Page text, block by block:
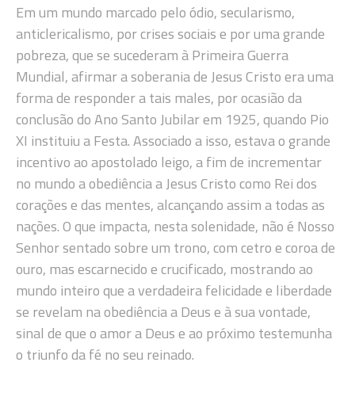
Em um mundo marcado pelo ódio, secularismo,
anticlericalismo, por crises sociais e por uma grande
pobreza, que se sucederam à Primeira Guerra
Mundial, afirmar a soberania de Jesus Cristo era uma
forma de responder a tais males, por ocasião da
conclusão do Ano Santo Jubilar em 1925, quando Pio
XI instituiu a Festa. Associado a isso, estava o grande
incentivo ao apostolado leigo, a fim de incrementar
no mundo a obediência a Jesus Cristo como Rei dos
corações e das mentes, alcançando assim a todas as
nações. O que impacta, nesta solenidade, não é Nosso
Senhor sentado sobre um trono, com cetro e coroa de
ouro, mas escarnecido e crucificado, mostrando ao
mundo inteiro que a verdadeira felicidade e liberdade
se revelam na obediência a Deus e à sua vontade,
sinal de que o amor a Deus e ao próximo testemunha
o triunfo da fé no seu reinado.